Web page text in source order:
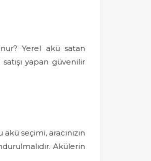
Yerel akü satan
yapan güvenilir
seçimi, aracınızın
Akülerin